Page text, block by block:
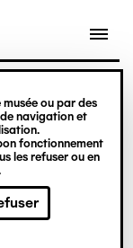
ou par des
navigation et
fonctionnement
les refuser ou en